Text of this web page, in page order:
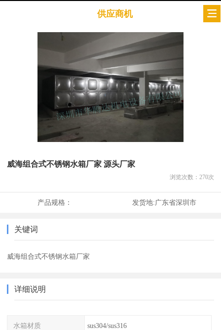
供应商机
威海组合式不锈钢水箱厂家 源头厂家
浏览次数： 270次
产品规格： 发货地:广东省深圳市
关键词
威海组合式不锈钢水箱厂家
详细说明
水箱材质 sus304/sus316